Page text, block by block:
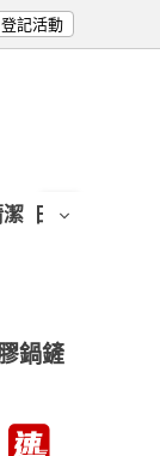
登記活動
日用/紙品
鍋鏟